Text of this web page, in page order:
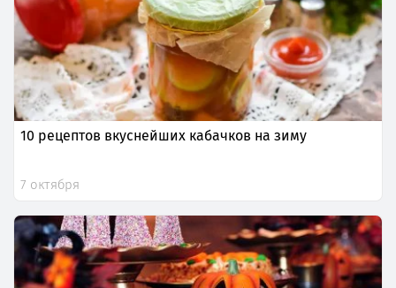
10 рецептов вкуснейших кабачков на зиму
7 октября